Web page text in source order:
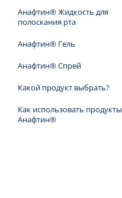
Анафтин® Жидкость для
полоскания рта
Анафтин® Гель
Анафтин® Спрей
Какой продукт выбрать?
Как использовать продукты
Анафтин®